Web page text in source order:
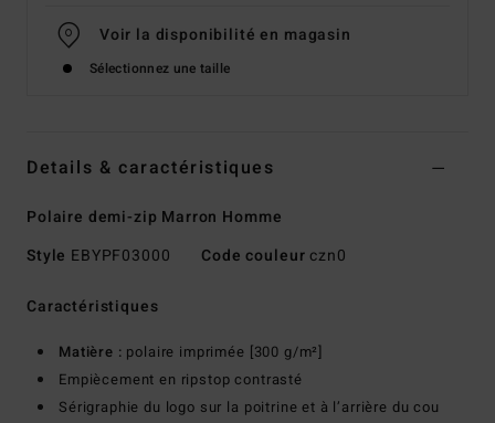
Voir la disponibilité en magasin
Sélectionnez une taille
Details & caractéristiques
Polaire demi-zip Marron Homme
Style EBYPF03000 Code couleur czn0
Caractéristiques
Matière : polaire imprimée [300 g/m²]
Empiècement en ripstop contrasté
Sérigraphie du logo sur la poitrine et à l’arrière du cou